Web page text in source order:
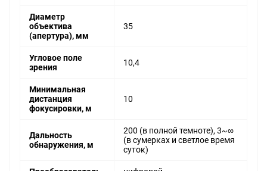
Диаметр
объектива
(апертура), мм
35
Угловое поле
зрения
10,4
Минимальная
дистанция
фокусировки, м
10
Дальность
обнаружения, м
200 (в полной темноте), 3~∞
(в сумерках и светлое время
суток)